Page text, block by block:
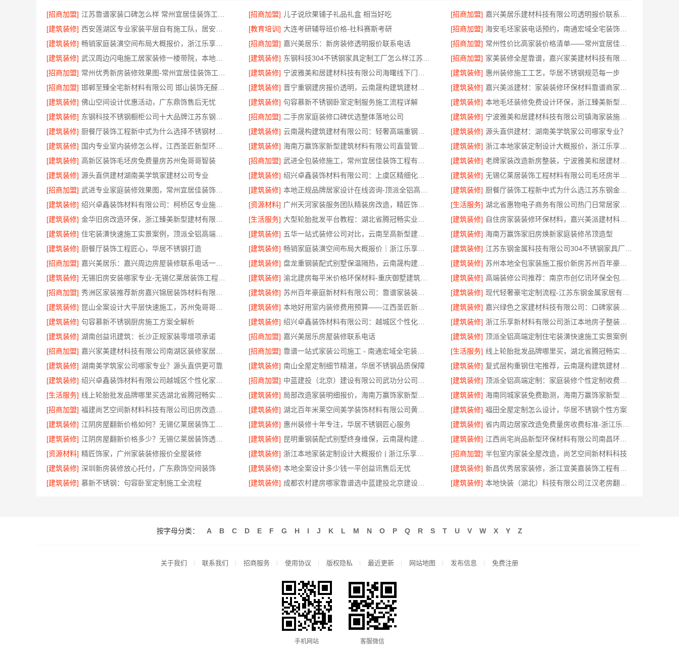
[招商加盟] [招商加盟] 儿子说欣果铺子礼品礼盒 相当好吃 [招商加盟]
[建筑装修]
[教育培训] 大连考研辅导班价格-社科赛斯考研 [招商加盟]
[建筑装修]
[招商加盟] 嘉兴美居乐：新房装修透明报价联系电话 [招商加盟]
[建筑装修]
[建筑装修] [招商加盟]
[招商加盟]
[建筑装修] [建筑装修] 惠州装修施工工艺，华居不锈钢规范每一步
[招商加盟]
[建筑装修] [建筑装修]
[建筑装修] 佛山空间设计优惠活动，广东鼎饰售后无忧 [建筑装修] 句容慕新不锈钢卧室定制服务施工流程详解 [建筑装修]
[建筑装修]
[招商加盟] 二手房家庭装修口碑优选整体落地公司 [建筑装修]
[建筑装修]
[建筑装修] [建筑装修] 源头直供建材：湖南美学筑家公司哪家专业？
[建筑装修]
[建筑装修] [建筑装修]
[建筑装修] 高新区装饰毛坯房免费量房苏州兔哥哥智装 [招商加盟] [建筑装修]
[建筑装修] 源头直供建材湖南美学筑家建材公司专业 [建筑装修] [建筑装修]
[招商加盟]
[建筑装修] [建筑装修]
[建筑装修]
[资源材料] [生活服务]
[建筑装修]
[生活服务] [建筑装修]
[建筑装修]
[建筑装修] [建筑装修] 海南万赢饰家旧房焕新家庭装修吊顶造型
[建筑装修] 厨餐厅装饰工程匠心，华居不锈钢打造 [建筑装修] [建筑装修]
[招商加盟]
[建筑装修] [建筑装修]
[建筑装修]
[建筑装修] [建筑装修]
[招商加盟]
[建筑装修] [建筑装修]
[建筑装修]
[建筑装修] [建筑装修]
[建筑装修] 句容慕新不锈钢厨房施工方案全解析 [建筑装修] [建筑装修]
[建筑装修] 湖南创益讯建筑：长沙正规家装零增项承诺 [招商加盟] 嘉兴美居乐房屋装修联系电话 [建筑装修] 顶派全铝高端定制住宅装潢快速施工实景案例
[招商加盟]
[招商加盟] [生活服务]
[建筑装修] 湖南美学筑家公司哪家专业？源头直供更可靠 [建筑装修] 南山全屋定制细节精湛，华居不锈钢品质保障 [建筑装修]
[建筑装修]
[招商加盟] [建筑装修]
[生活服务]
[建筑装修] [建筑装修]
[招商加盟]
[建筑装修] [建筑装修] 福田全屋定制怎么设计，华居不锈钢个性方案
[建筑装修]
[建筑装修] 惠州装修十年专注，华居不锈钢匠心服务 [建筑装修]
[建筑装修]
[建筑装修] [建筑装修]
[资源材料] 精匠饰家，广州家装装修报价全屋装修 [建筑装修] [招商加盟] 半包室内家装全屋改造，尚艺空间新材料科技
[建筑装修] 深圳新房装修放心托付，广东鼎饰空间装饰 [建筑装修] 本地全案设计多少钱一平创益讯售后无忧 [建筑装修]
[建筑装修] 慕新不锈钢：句容卧室定制施工全流程 [建筑装修] [建筑装修]
按字母分类： A B C D E F G H I J K L M N O P Q R S T U V W X Y Z
关于我们 联系我们 招商服务 使用协议 版权隐私 最近更新 网站地图 发布信息 免费注册
手机网站 客服微信